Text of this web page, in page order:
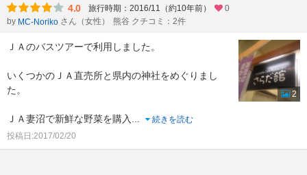
4.0 旅行時期：2016/11（約10年前）
0
by MC-Noriko さん（女性） 熊谷 クチコミ：2件
ＪＡのバスツアーで利用しました。
いくつかのＪＡ直売所と県内の神社をめぐりまし
た。
ＪＡ妻沼で新鮮な野菜を購入...
続きを読む
投稿日:2017/02/20
2